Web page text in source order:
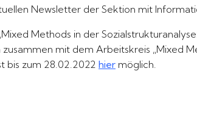
Newsletter der Sektion mit
Methods in der
mit dem Arbeitskreis „Mixed
bis zum 28.02.2022 hier möglich.